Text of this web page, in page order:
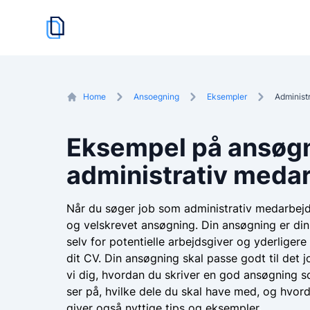
cvskaber.dk
Home Ansoegning Eksempler
Eksempel på
administrativ
Når du søger job som administrativ
og velskrevet ansøgning. Din ansøgning er
selv for potentielle arbejdsgiver og
dit CV. Din ansøgning skal passe godt til det
vi dig, hvordan du skriver en god ansøgning
ser på, hvilke dele du skal have med, og